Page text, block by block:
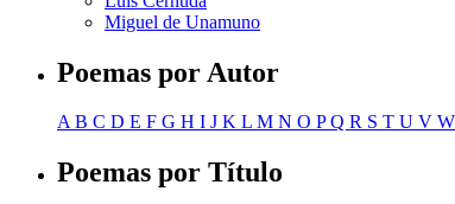
Miguel de Unamuno
Poemas por Autor
AB C D E F G H I J K L M N O PQ R S T U V W
Poemas por Título